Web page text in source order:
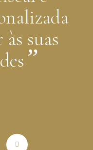
suas
”